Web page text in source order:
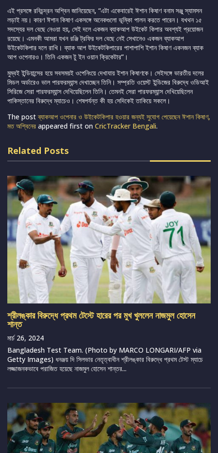
এই প্রসঙ্গে রবিচন্দ্রন অশ্বিন জানিয়েছেন, “এটা একেবারেই ঈশান কিষাণ বনাম সঞ্জু স্যামসন
লড়াই নয়। কারণ ঈশান কিষাণ একসঙ্গে অনেকগুলো ভূমি্কা পালন করতে পারেন। যখথন ১৫
সদস্যের দল বেছে নেওয়া হয়, সেই দলে একজন ব্যাকআপ উইকেট কিপার অবশ্যই প্রয়োজন
রয়েছে। এমনকী আমরা যখন রঞ্জি ট্রফির দল বেছে নেই সেখানেও একজন ব্যাকআপ
উইকেটকিপার দলে রাখি। ব্যাক আপ উইকেটকিপারের পাশাপাশি ইশান কিষাণ একনজন ব্যাক
আপ ওপেনারও। তিনি একজন টু ইন ওয়ান ক্রিকেটার”।
মুম্বই ইন্ডিয়ান্সের হয়ে সবসময়ই ওপেনিংয়ে দেখাযায় ইশান কিষাণকে। সেইসঙ্গে ভারতীয় দলের
মিডল অর্ডারেও ভাল পারফরম্যান্স দেখাচ্ছেন তিনি। সম্প্রতি ওয়েস্ট ইন্ডিজের বিরুদ্ধে ওডিআই
সিরিজে সেরা পারফরম্যান্স দেখিয়েছিলেন তিনি। তেমনই সেরা পারফরম্যান্স দেখিয়েছিলেন
পাকিস্তানের বিরুদ্ধে ম্যাচেও। শেষপর্যন্ত কী হয় সেদিকেই তাকিয়ে সকলে।
The postব্যাকআপ ওপেনার ও উইকেটকিপার হওয়ার জন্যই সুযোগ পেয়েছেন ঈশান কিষাণ,
মত অশ্বিনের appeared first on CricTracker Bengali.
Related Posts
শ্রীলঙ্কার বিরুদ্ধে প্রথম টেস্টে হারের পর মুখ খুললেন নাজমুল হোসেন
শান্ত
মার্চ 26, 2024
Bangladesh Test Team. (Photo by MARCO LONGARI/AFP via
Getty Images) ধনঞ্জয় দি সিলভার নেতৃত্বাধীন শ্রীলঙ্কার বিরুদ্ধে প্রথম টেস্ট ম্যাচে
লজ্জাজনকভাবে পরাজিত হয়েছে নাজমুল হোসেন শান্তর...